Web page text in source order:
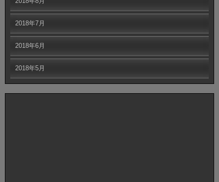
2018年7月
2018年6月
2018年5月